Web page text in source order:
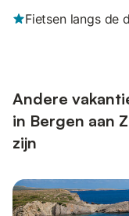
Fietsen langs de
Andere
in Bergen aan
zijn